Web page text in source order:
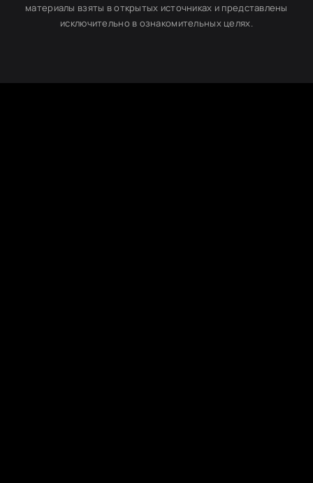
материалы взяты в открытых источниках и представлены
исключительно в ознакомительных целях.